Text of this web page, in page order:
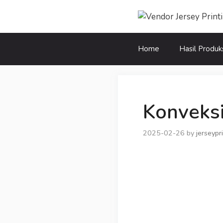
content
Home Hasil
2025-02-26 by